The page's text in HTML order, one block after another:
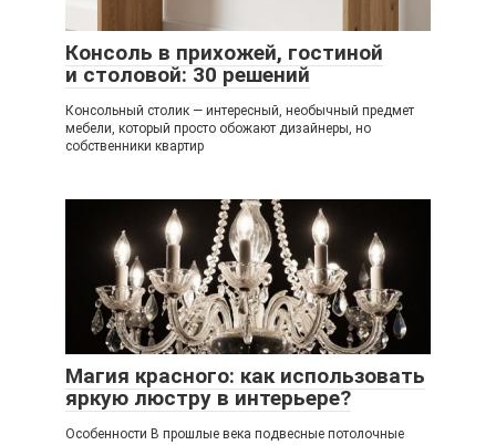
Консоль в прихожей, гостиной
и столовой: 30 решений
Консольный столик — интересный, необычный предмет
мебели, который просто обожают дизайнеры, но
собственники квартир
Магия красного: как использовать
яркую люстру в интерьере?
Особенности В прошлые века подвесные потолочные